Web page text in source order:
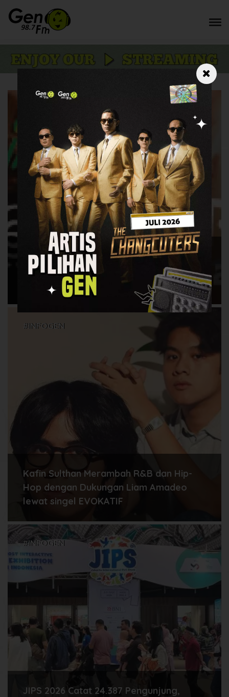
Tring by Pegadaian Forestra 2026
Hadirkan "Harga Tenang" dan Beragam
Kesempatan Emas untuk Pengunjung
#INFOGEN
Kafin Sulthan Merambah R&B dan Hip-
Hop dengan Dukungan Liam Amadeo
lewat singel EVOKATIF
#INFOGEN
JIPS 2026 Catat 24.387 Pengunjung,